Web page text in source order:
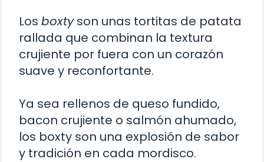
Los boxtyson unas tortitas de patata
rallada que combinan la textura
crujiente por fuera con un corazón
suave y reconfortante.
Ya sea rellenos de queso fundido,
bacon crujiente o salmón ahumado,
los boxty son una explosión de sabor
y tradición en cada mordisco.